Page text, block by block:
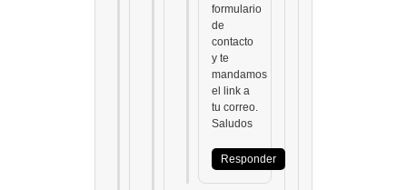
formulario
de
contacto
y te
mandamos
el link a
tu correo.
Saludos
Responder